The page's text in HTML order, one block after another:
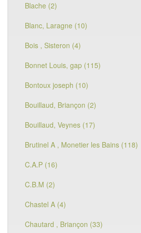
Blache (2)
Blanc, Laragne (10)
Bois , Sisteron (4)
Bonnet Louis, gap (115)
Bontoux joseph (10)
Bouillaud, Briançon (2)
Bouillaud, Veynes (17)
Brutinel A , Monetier les Bains (118)
C.A.P (16)
C.B.M (2)
Chastel A (4)
Chautard , Briançon (33)